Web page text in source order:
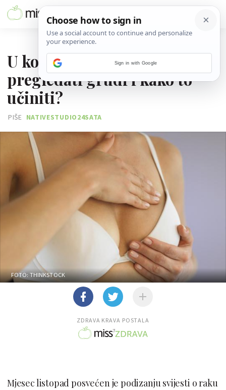
U kojoj fazi ciklusa je najbolje
pregledati grudi i kako to
učiniti?
PIŠE NATIVESTUDIO24SATA
FOTO: THINKSTOCK
ZDRAVA KRAVA POSTALA
Mjesec listopad posvećen je podizanju svijesti o raku
Sign in with Google